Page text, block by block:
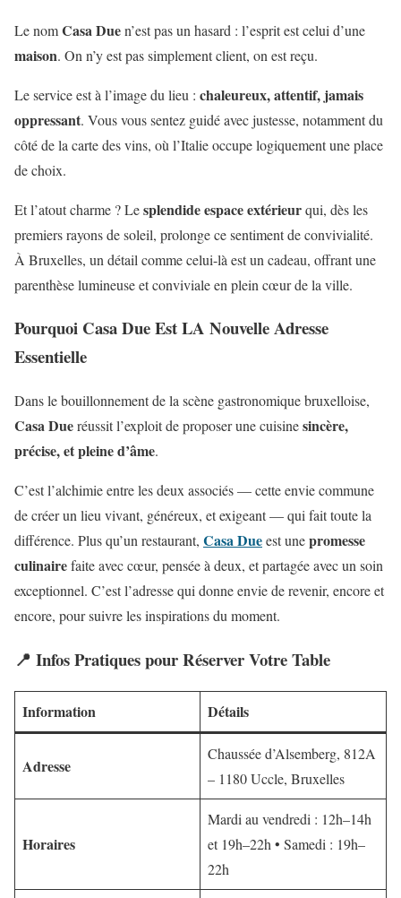
Le nomCasa Duen’est pas un hasard : l’esprit est celui d’une
maison. On n’y est pas simplement client, on est reçu.
Le service est à l’image du lieu : chaleureux, attentif, jamais
oppressant. Vous vous sentez guidé avec justesse, notamment du
côté de la carte des vins, où l’Italie occupe logiquement une place
de choix.
Et l’atout charme ? Lesplendide espace extérieurqui, dès les
premiers rayons de soleil, prolonge ce sentiment de convivialité.
À Bruxelles, un détail comme celui-là est un cadeau, offrant une
parenthèse lumineuse et conviviale en plein cœur de la ville.
Pourquoi Casa Due Est LA Nouvelle Adresse
Essentielle
Dans le bouillonnement de la scène gastronomique bruxelloise,
Casa Dueréussit l’exploit de proposer une cuisinesincère,
précise, et pleine d’âme.
C’est l’alchimie entre les deux associés — cette envie commune
de créer un lieu vivant, généreux, et exigeant — qui fait toute la
différence. Plus qu’un restaurant, Casa Dueest unepromesse
culinairefaite avec cœur, pensée à deux, et partagée avec un soin
exceptionnel. C’est l’adresse qui donne envie de revenir, encore et
encore, pour suivre les inspirations du moment.
📍 Infos Pratiques pour Réserver Votre Table
Information Détails
Adresse
Chaussée d’Alsemberg, 812A
– 1180 Uccle, Bruxelles
Horaires
Mardi au vendredi : 12h–14h
et 19h–22h • Samedi : 19h–
22h